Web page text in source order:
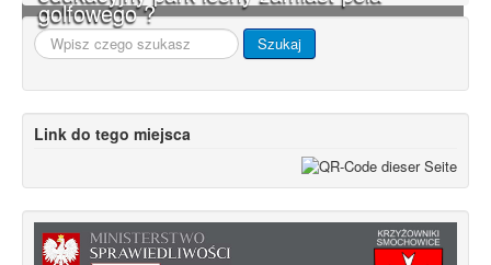
golfowego ?
Szukaj... Szukaj
Link do tego miejsca